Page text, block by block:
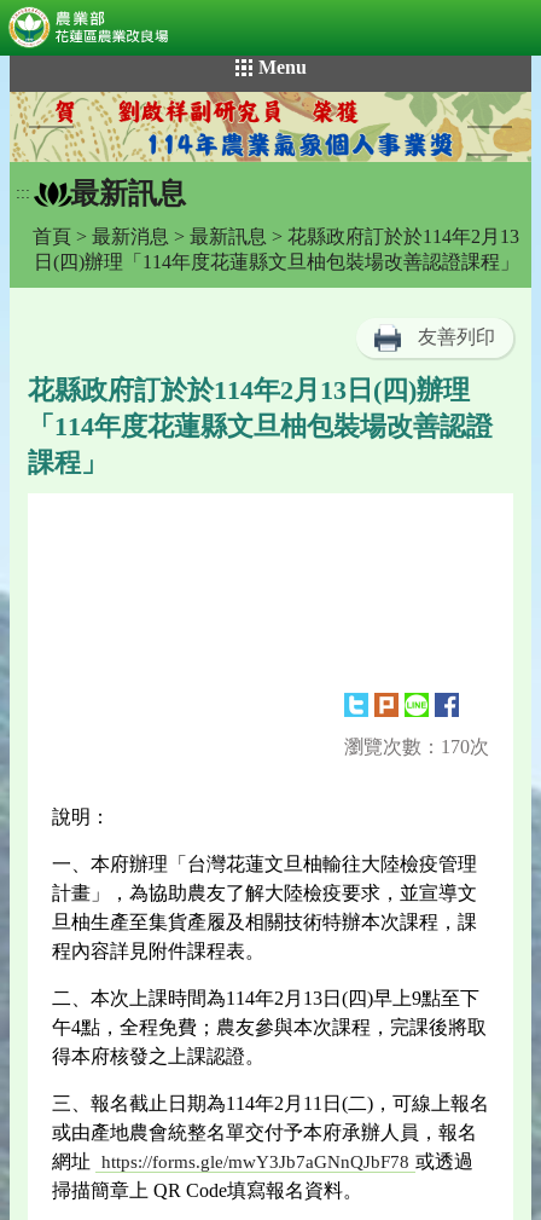
到
主
要
內
容
Menu
::: 最新訊息
首頁 > 最新消息 > 最新訊息 > 花縣政府訂於於114年2月13
日(四)辦理「114年度花蓮縣文旦柚包裝場改善認證課程」
友善列印
花縣政府訂於於114年2月13日(四)辦理
「114年度花蓮縣文旦柚包裝場改善認證
課程」
瀏覽次數：170次
說明：
一、本府辦理「台灣花蓮文旦柚輸往大陸檢疫管理
計畫」，為協助農友了解大陸檢疫要求，並宣導文
旦柚生產至集貨產履及相關技術特辦本次課程，課
程內容詳見附件課程表。
二、本次上課時間為114年2月13日(四)早上9點至下
午4點，全程免費；農友參與本次課程，完課後將取
得本府核發之上課認證。
三、報名截止日期為114年2月11日(二)，可線上報名
或由產地農會統整名單交付予本府承辦人員，報名
網址
https://forms.gle/mwY3Jb7aGNnQJbF78 或透過
掃描簡章上 QR Code填寫報名資料。